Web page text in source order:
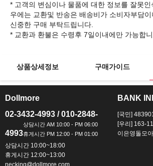
* 고객의 변심이나 물품에 대한 정보를 잘못인
우에는 교환및 반송은 배송비가 소비자부담이
신중한 구매 부탁드립니다.
상품상세정보 구매가이드
Dollmore
02-3432-4993 / 010-2848-
4993
상담시간 10:00~18:00
휴게시간 12:00~13:00
necking@dollmore.com
BANK
[국민]
[우리] 163-
이은영돌모아